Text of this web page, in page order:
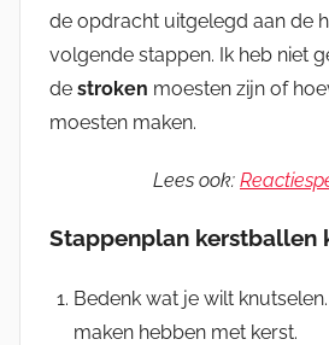
de opdracht uitgelegd aan de
volgende stappen. Ik heb niet
de stroken moesten zijn of
moesten maken.
Lees ook:
Stappenplan kerstballen
Bedenk wat je wilt
maken hebben met kerst.